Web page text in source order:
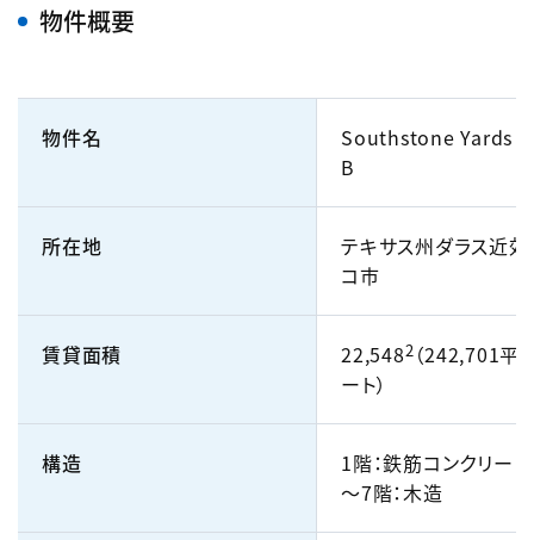
物件概要
物件名
Southstone Yards
B
所在地
テキサス州ダラス近郊
コ市
賃貸面積 22,5482 （242,701平
ート）
構造
1階：鉄筋コンクリート
～7階：木造